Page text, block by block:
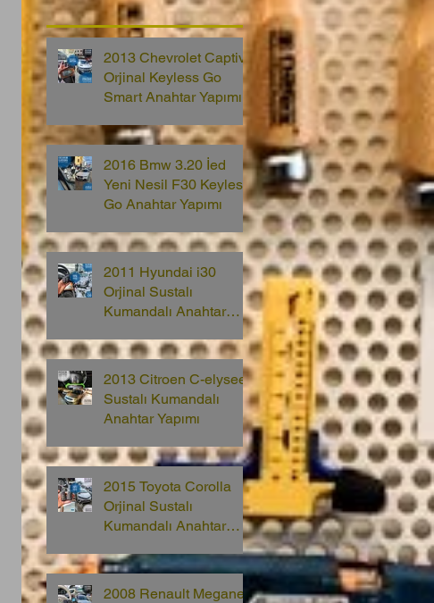
2013 Chevrolet Captiva
Orjinal Keyless Go
Smart Anahtar Yapımı
2016 Bmw 3.20 İed
Yeni Nesil F30 Keyless
Go Anahtar Yapımı
2011 Hyundai i30
Orjinal Sustalı
Kumandalı Anahtar
2013 Citroen C-elysee
Sustalı Kumandalı
Anahtar Yapımı
2015 Toyota Corolla
Orjinal Sustalı
Kumandalı Anahtar
2008 Renault Megane